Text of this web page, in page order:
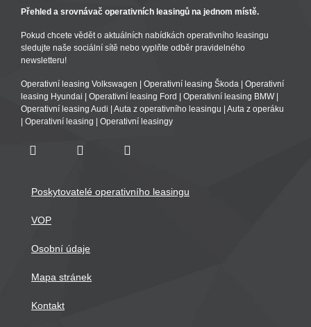
Přehled a srovnávač operativních leasingů na jednom místě.
Pokud chcete vědět o aktuálních nabídkách operativního leasingu
sledujte naše sociální sítě nebo vyplňte odběr pravidelného
newsletteru!
Operativní leasing Volkswagen Operativní leasing Škoda
Operativní
leasing Hyundai
Operativní leasing Ford Operativní leasing BMW|
Operativní leasing Audi
Auta z operativního leasingu
Auta z operáku
Operativní leasing Operativní leasingy
Poskytovatelé operativního leasingu
VOP
Osobní údaje
Mapa stránek
Kontakt